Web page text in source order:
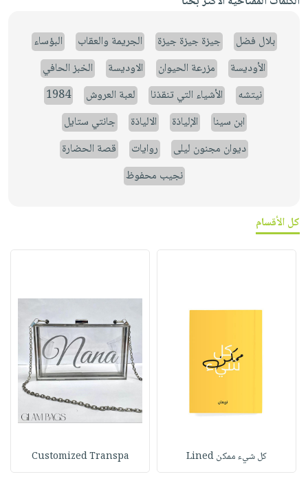
بلال فضل جيزة جيزة جيزة الجريمة والعقاب
البؤساء
الأوديسة
مزرعة الحيوان الاوديسة
الخبز الحافي
نيتشه
الأشياء التي تنقذنا لعبة العروش
1984
ابن سينا
الإلياذة الالياذة
جانتي ستايل
ديوان مجنون ليلى
روايات
قصة الحضارة
نجيب محفوظ
كل الأقسام
كل شيء ممكن Lined Customized Transpa